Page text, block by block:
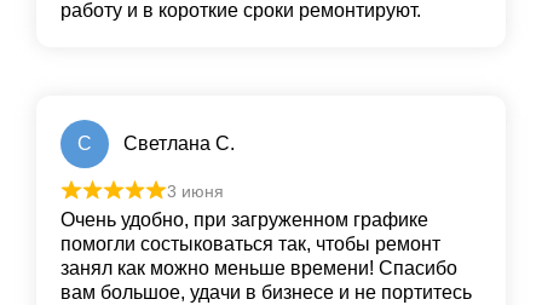
работу и в короткие сроки ремонтируют.
С Светлана С.
3 июня
Очень удобно, при загруженном графике
помогли состыковаться так, чтобы ремонт
занял как можно меньше времени! Спасибо
вам большое, удачи в бизнесе и не портитесь